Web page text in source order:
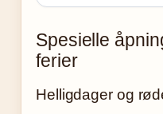
Spesielle
ferier
Helligdager og